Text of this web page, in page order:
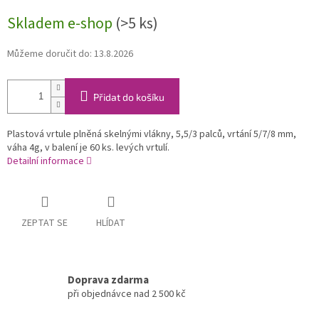
cena:
Skladem e-shop (>5 ks)
Můžeme doručit do: 13.8.2026
Přidat do košíku
Plastová vrtule plněná skelnými vlákny, 5,5/3 palců, vrtání 5/7/8 mm,
váha 4g, v balení je 60 ks. levých vrtulí.
Detailní informace
ZEPTAT SE HLÍDAT
Doprava zdarma
při objednávce nad 2 500 kč